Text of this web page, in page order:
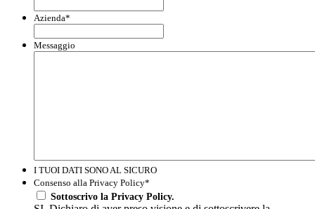
Azienda*
Messaggio
I TUOI DATI SONO AL SICURO
Consenso alla Privacy Policy*
Sottoscrivo la Privacy Policy.